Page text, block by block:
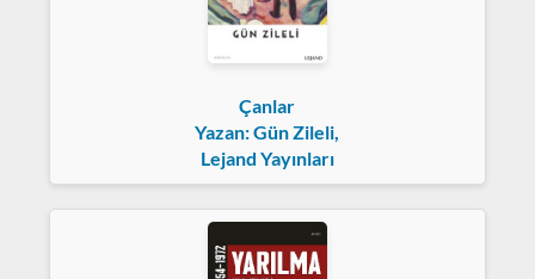
Çanlar
Yazan: Gün Zileli,
Lejand Yayınları